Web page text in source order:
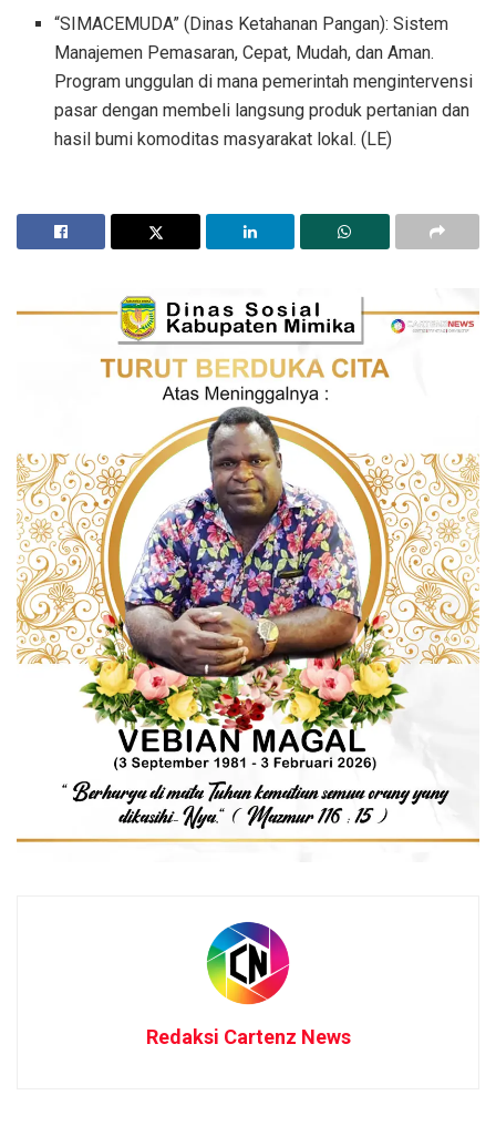
“SIMACEMUDA” (Dinas Ketahanan Pangan): Sistem
Manajemen Pemasaran, Cepat, Mudah, dan Aman.
Program unggulan di mana pemerintah mengintervensi
pasar dengan membeli langsung produk pertanian dan
hasil bumi komoditas masyarakat lokal. (LE)
Redaksi Cartenz News